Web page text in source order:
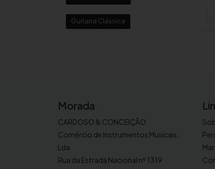
Guitarra Clássica
Morada
CARDOSO & CONCEIÇÃO
Comércio de Instrumentos Musicais,
Lda
Rua da Estrada Nacional nº 1319